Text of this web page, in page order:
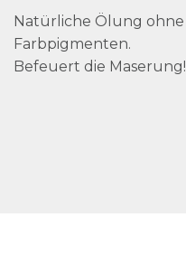
Natürliche Ölung ohne
Farbpigmenten.
Befeuert die Maserung!